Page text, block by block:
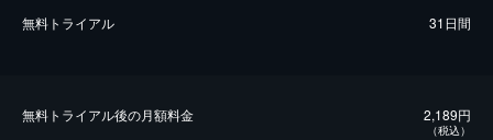
無料トライアル 31日間
無料トライアル後の⽉額料金 2,189円
（税込）